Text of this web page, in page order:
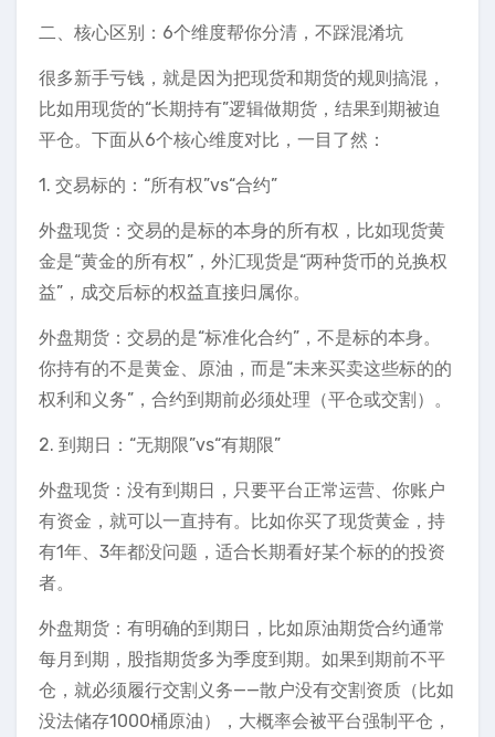
二、核心区别：6个维度帮你分清，不踩混淆坑
很多新手亏钱，就是因为把现货和期货的规则搞混，
比如用现货的“长期持有”逻辑做期货，结果到期被迫
平仓。下面从6个核心维度对比，一目了然：
1. 交易标的：“所有权”vs“合约”
外盘现货：交易的是标的本身的所有权，比如现货黄
金是“黄金的所有权”，外汇现货是“两种货币的兑换权
益”，成交后标的权益直接归属你。
外盘期货：交易的是“标准化合约”，不是标的本身。
你持有的不是黄金、原油，而是“未来买卖这些标的的
权利和义务”，合约到期前必须处理（平仓或交割）。
2. 到期日：“无期限”vs“有期限”
外盘现货：没有到期日，只要平台正常运营、你账户
有资金，就可以一直持有。比如你买了现货黄金，持
有1年、3年都没问题，适合长期看好某个标的的投资
者。
外盘期货：有明确的到期日，比如原油期货合约通常
每月到期，股指期货多为季度到期。如果到期前不平
仓，就必须履行交割义务——散户没有交割资质（比如
没法储存1000桶原油），大概率会被平台强制平仓，